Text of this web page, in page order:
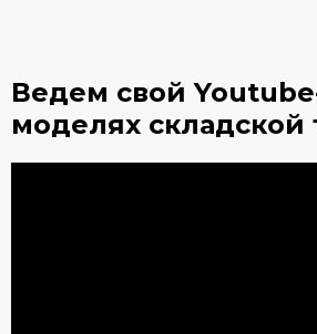
Ведем свой
моделях складской